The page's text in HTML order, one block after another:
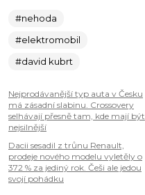
#nehoda
#elektromobil
#david kubrt
Nejprodávanější typ auta v Česku
má zásadní slabinu. Crossovery
selhávají přesně tam, kde mají být
nejsilnější
Dacii sesadil z trůnu Renault,
prodeje nového modelu vyletěly o
372 % za jediný rok. Češi ale jedou
svojí pohádku